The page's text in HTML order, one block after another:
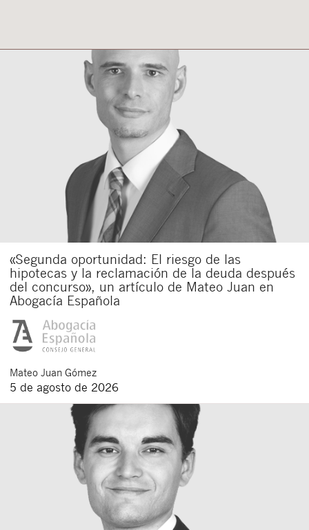
«Segunda oportunidad: El riesgo de las
hipotecas y la reclamación de la deuda después
del concurso», un artículo de Mateo Juan en
Abogacía Española
Mateo Juan Gómez
5 de agosto de 2026